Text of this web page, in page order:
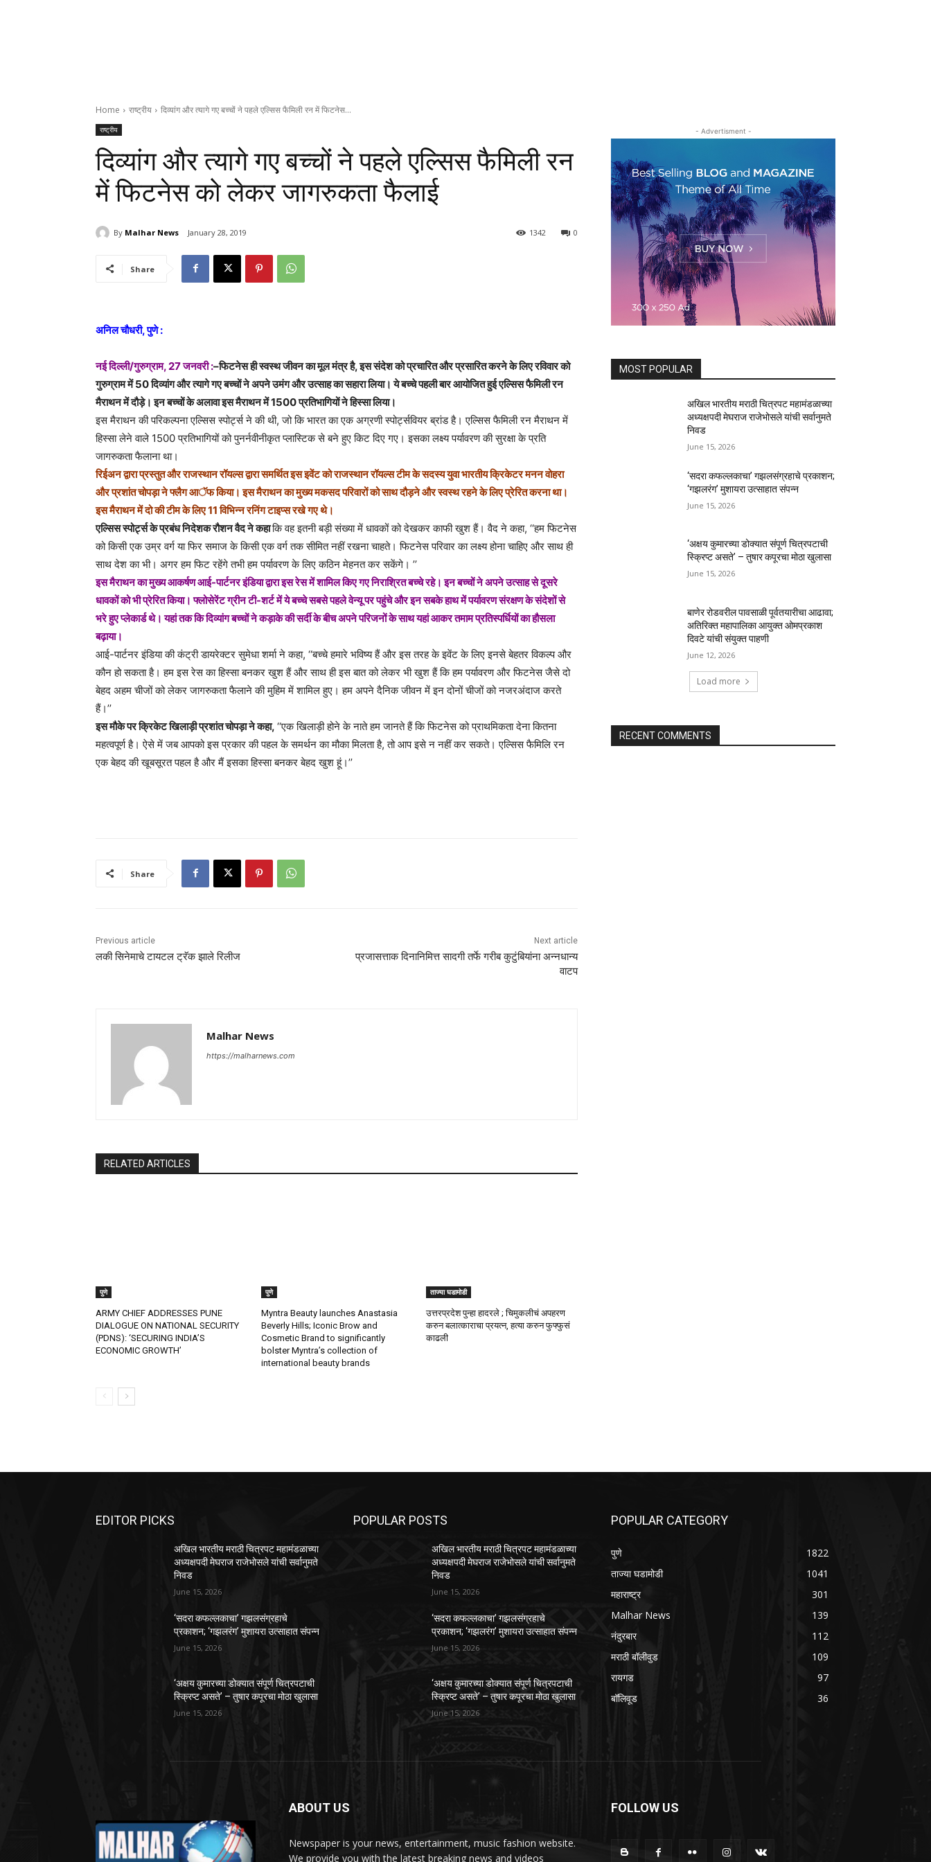
Home राष्ट्रीय दिव्यांग और त्यागे गए बच्चों ने पहले एल्सिस फैमिली रन में फिटनेस...
राष्ट्रीय
दिव्यांग और त्यागे गए बच्चों ने पहले एल्सिस फैमिली रन
में फिटनेस को लेकर जागरुकता फैलाई
By Malhar News January 28, 2019 0
1342
Share
अनिल चौधरी, पुणे :
नई दिल्ली/गुरुग्राम, 27 जनवरी :–फिटनेस ही स्वस्थ जीवन का मूल मंत्र है, इस संदेश को प्रचारित और प्रसारित करने के लिए रविवार को
गुरुग्राम में 50 दिव्यांग और त्यागे गए बच्चों ने अपने उमंग और उत्साह का सहारा लिया। ये बच्चे पहली बार आयोजित हुई एल्सिस फैमिली रन
मैराथन में दौड़े। इन बच्चों के अलावा इस मैराथन में 1500 प्रतिभागियों ने हिस्सा लिया।
इस मैराथन की परिकल्पना एल्सिस स्पोर्ट्स ने की थी, जो कि भारत का एक अग्रणी स्पोर्ट्सवियर ब्रांड है। एल्सिस फैमिली रन मैराथन में
हिस्सा लेने वाले 1500 प्रतिभागियों को पुनर्नवीनीकृत प्लास्टिक से बने हुए किट दिए गए। इसका लक्ष्य पर्यावरण की सुरक्षा के प्रति
जागरुकता फैलाना था।
रिईअन द्वारा प्रस्तुत और राजस्थान रॉयल्स द्वारा समर्थित इस इवेंट को राजस्थान रॉयल्स टीम के सदस्य युवा भारतीय क्रिकेटर मनन वोहरा
और प्रशांत चोपड़ा ने फ्लैग आॅफ किया। इस मैराथन का मुख्य मकसद परिवारों को साथ दौड़ने और स्वस्थ रहने के लिए प्रेरित करना था।
इस मैराथन में दो की टीम के लिए 11 विभिन्न रनिंग टाइप्स रखे गए थे।
एल्सिस स्पोर्ट्स के प्रबंध निदेशक रौशन वैद ने कहाकि वह इतनी बड़ी संख्या में धावकों को देखकर काफी खुश हैं। वैद ने कहा, ‘‘हम फिटनेस
को किसी एक उम्र वर्ग या फिर समाज के किसी एक वर्ग तक सीमित नहीं रखना चाहते। फिटनेस परिवार का लक्ष्य होना चाहिए और साथ ही
साथ देश का भी। अगर हम फिट रहेंगे तभी हम पर्यावरण के लिए कठिन मेहनत कर सकेंगे। ’’
इस मैराथन का मुख्य आकर्षण आई-पार्टनर इंडिया द्वारा इस रेस में शामिल किए गए निराश्रित बच्चे रहे। इन बच्चों ने अपने उत्साह से दूसरे
धावकों को भी प्रेरित किया। फ्लोसेरेंट ग्रीन टी-शर्ट में ये बच्चे सबसे पहले वेन्यू पर पहुंचे और इन सबके हाथ में पर्यावरण संरक्षण के संदेशों से
भरे हुए प्लेकार्ड थे। यहां तक कि दिव्यांग बच्चों ने कड़ाके की सर्दी के बीच अपने परिजनों के साथ यहां आकर तमाम प्रतिस्पर्धियों का हौसला
बढ़ाया।
आई-पार्टनर इंडिया की कंट्री डायरेक्टर सुमेधा शर्मा ने कहा, ‘‘बच्चे हमारे भविष्य हैं और इस तरह के इवेंट के लिए इनसे बेहतर विकल्प और
कौन हो सकता है। हम इस रेस का हिस्सा बनकर खुश हैं और साथ ही इस बात को लेकर भी खुश हैं कि हम पर्यावरण और फिटनेस जैसे दो
बेहद अहम चीजों को लेकर जागरुकता फैलाने की मुहिम में शामिल हुए। हम अपने दैनिक जीवन में इन दोनों चीजों को नजरअंदाज करते
हैं।’’
इस मौके पर क्रिकेट खिलाड़ी प्रशांत चोपड़ा ने कहा, ‘‘एक खिलाड़ी होने के नाते हम जानते हैं कि फिटनेस को प्राथमिकता देना कितना
महत्वपूर्ण है। ऐसे में जब आपको इस प्रकार की पहल के समर्थन का मौका मिलता है, तो आप इसे न नहीं कर सकते। एल्सिस फैमिलि रन
एक बेहद की खूबसूरत पहल है और मैं इसका हिस्सा बनकर बेहद खुश हूं।’’
Share
Previous article
लकी सिनेमाचे टायटल ट्रॅक झाले रिलीज
Next article
प्रजासत्ताक दिनानिमित्त सादगी तर्फे गरीब कुटुंबियांना अन्नधान्य
वाटप
Malhar News
https://malharnews.com
RELATED ARTICLES
पुणे
ARMY CHIEF ADDRESSES PUNE
DIALOGUE ON NATIONAL SECURITY
(PDNS): ‘SECURING INDIA’S
ECONOMIC GROWTH’
पुणे
Myntra Beauty launches Anastasia
Beverly Hills; Iconic Brow and
Cosmetic Brand to significantly
bolster Myntra’s collection of
international beauty brands
ताज्या घडामोडी
उत्तरप्रदेश पुन्हा हादरले ; चिमुकलीचं अपहरण
करुन बलात्काराचा प्रयत्न, हत्या करुन फुफ्फुसं
काढली
- Advertisment -
MOST POPULAR
अखिल भारतीय मराठी चित्रपट महामंडळाच्या
अध्यक्षपदी मेघराज राजेभोसले यांची सर्वानुमते
निवड
June 15, 2026
‘सदरा कफल्लकाचा’ गझलसंग्रहाचे प्रकाशन;
‘गझलरंग’ मुशायरा उत्साहात संपन्न
June 15, 2026
‘अक्षय कुमारच्या डोक्यात संपूर्ण चित्रपटाची
स्क्रिप्ट असते’ – तुषार कपूरचा मोठा खुलासा
June 15, 2026
बाणेर रोडवरील पावसाळी पूर्वतयारीचा आढावा;
अतिरिक्त महापालिका आयुक्त ओमप्रकाश
दिवटे यांची संयुक्त पाहणी
June 12, 2026
Load more
RECENT COMMENTS
EDITOR PICKS
अखिल भारतीय मराठी चित्रपट महामंडळाच्या
अध्यक्षपदी मेघराज राजेभोसले यांची सर्वानुमते
निवड
June 15, 2026
‘सदरा कफल्लकाचा’ गझलसंग्रहाचे
प्रकाशन; ‘गझलरंग’ मुशायरा उत्साहात संपन्न
June 15, 2026
‘अक्षय कुमारच्या डोक्यात संपूर्ण चित्रपटाची
स्क्रिप्ट असते’ – तुषार कपूरचा मोठा खुलासा
June 15, 2026
POPULAR POSTS
अखिल भारतीय मराठी चित्रपट महामंडळाच्या
अध्यक्षपदी मेघराज राजेभोसले यांची सर्वानुमते
निवड
June 15, 2026
‘सदरा कफल्लकाचा’ गझलसंग्रहाचे
प्रकाशन; ‘गझलरंग’ मुशायरा उत्साहात संपन्न
June 15, 2026
‘अक्षय कुमारच्या डोक्यात संपूर्ण चित्रपटाची
स्क्रिप्ट असते’ – तुषार कपूरचा मोठा खुलासा
June 15, 2026
POPULAR CATEGORY
पुणे
1822
ताज्या घडामोडी
1041
महाराष्ट्र
301
Malhar News
139
नंदुरबार
112
मराठी बॉलीवुड
109
रायगड
97
बॉलिवूड
36
ABOUT US
Newspaper is your news, entertainment, music fashion website.
We provide you with the latest breaking news and videos
FOLLOW US